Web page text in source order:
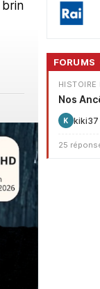
FORUMS
HISTOIRE
Nos
K kiki37
25